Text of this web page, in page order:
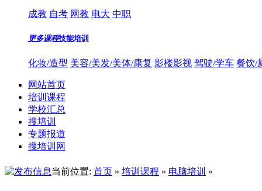
成教 自考 网教 电大 中职
更多课程技能培训
化妆/造型 美容/美发/美体/康复 影楼影视 驾驶/学车 餐饮/
网站首页
培训课程
学校汇总
搜培训
专题报道
搜培训网
当前位置: 首页 » 培训课程 » 电脑培训 »